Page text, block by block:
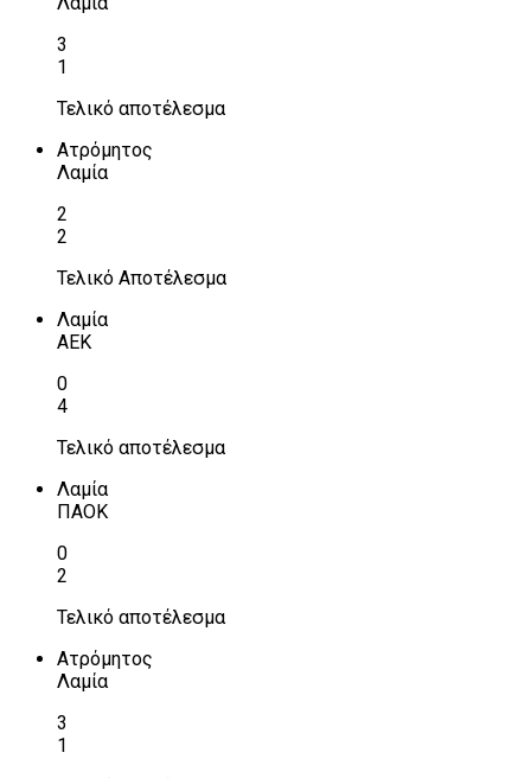
3
1
Τελικό αποτέλεσμα
Ατρόμητος
Λαμία
2
2
Τελικό Αποτέλεσμα
Λαμία
ΑΕΚ
0
4
Τελικό αποτέλεσμα
Λαμία
ΠΑΟΚ
0
2
Τελικό αποτέλεσμα
Ατρόμητος
Λαμία
3
1